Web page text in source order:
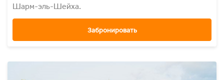
Шарм-эль-Шейха.
Забронировать